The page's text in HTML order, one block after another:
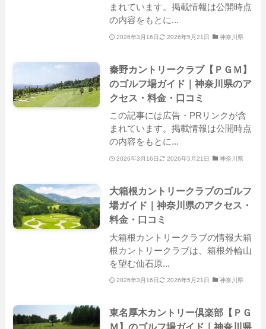
まれています。掲載情報は公開時点
の内容をもとに...
2026年3月16日 2026年5月21日 神奈川県
秦野カントリークラブ【ＰＧＭ】
のゴルフ場ガイド｜神奈川県のア
クセス・料金・口コミ
この記事には広告・PRリンクが含
まれています。掲載情報は公開時点
の内容をもとに...
2026年3月16日 2026年5月21日 神奈川県
大箱根カントリークラブのゴルフ
場ガイド｜神奈川県のアクセス・
料金・口コミ
大箱根カントリークラブの情報大箱
根カントリークラブは、箱根外輪山
を望む仙石原...
2026年3月16日 2026年5月21日 神奈川県
東名厚木カントリー倶楽部【ＰＧ